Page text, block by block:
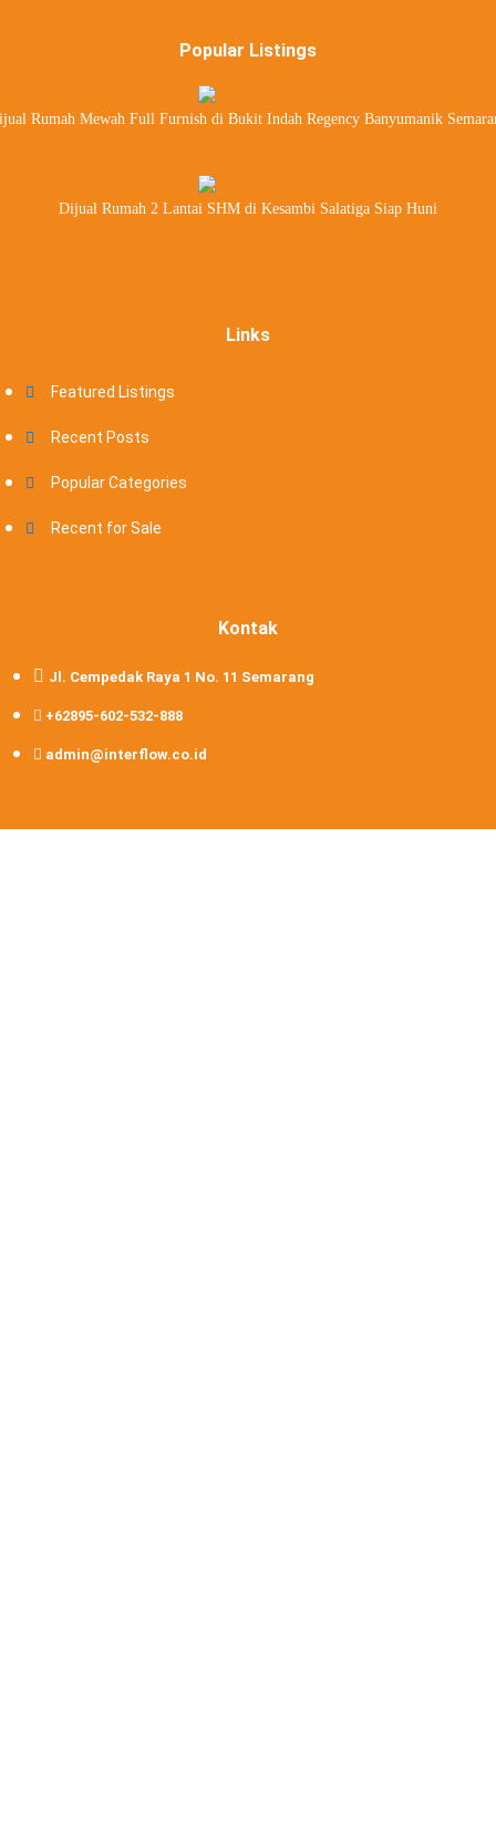
Popular Listings
Rumah Mewah Full Furnish di Bukit Indah Regency Banyumanik
Dijual Rumah 2 Lantai SHM di Kesambi Salatiga Siap Huni
Links
Featured Listings
Recent Posts
Popular Categories
Recent for Sale
Kontak
Jl. Cempedak Raya 1 No. 11 Semarang
+62895-602-532-888
admin@interflow.co.id